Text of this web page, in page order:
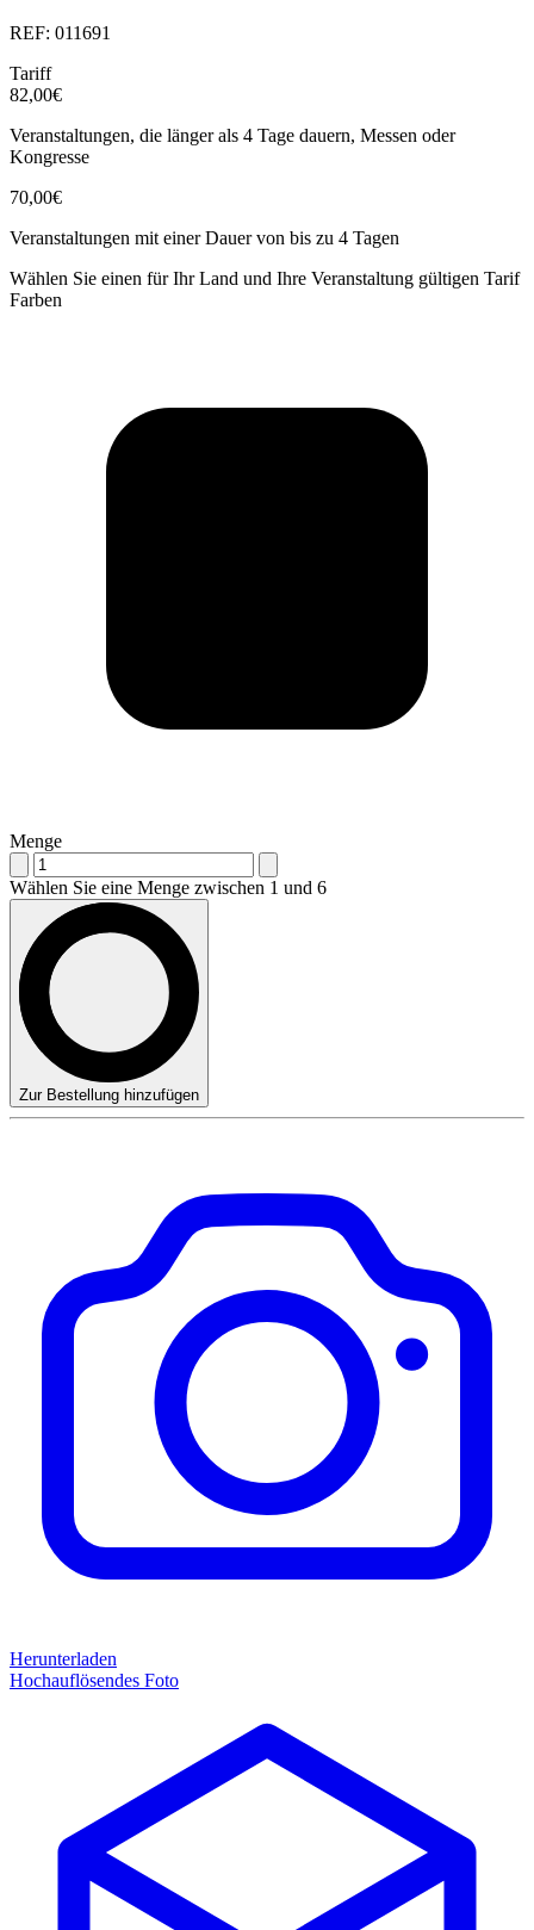
REF: 011691
Tariff
82,00€
Veranstaltungen, die länger als 4 Tage dauern, Messen oder
Kongresse
70,00€
Veranstaltungen mit einer Dauer von bis zu 4 Tagen
Wählen Sie einen für Ihr Land und Ihre Veranstaltung gültigen Tarif
Farben
Menge
Wählen Sie eine Menge zwischen 1 und 6
Zur Bestellung hinzufügen
Herunterladen
Hochauflösendes Foto